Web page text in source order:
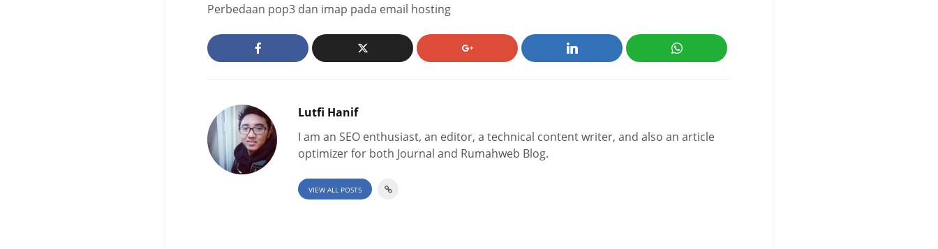
Perbedaan pop3 dan imap pada email hosting
Lutfi Hanif
I am an SEO enthusiast, an editor, a technical content writer, and also an article
optimizer for both Journal and Rumahweb Blog.
VIEW ALL POSTS